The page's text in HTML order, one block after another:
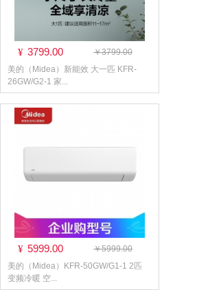
¥ 3799.00
￥3799.00
美的（Midea）新能效 大一匹 KFR-
26GW/G2-1 家...
¥ 5999.00
￥5999.00
美的（Midea）KFR-50GW/G1-1 2匹
变频冷暖 空...